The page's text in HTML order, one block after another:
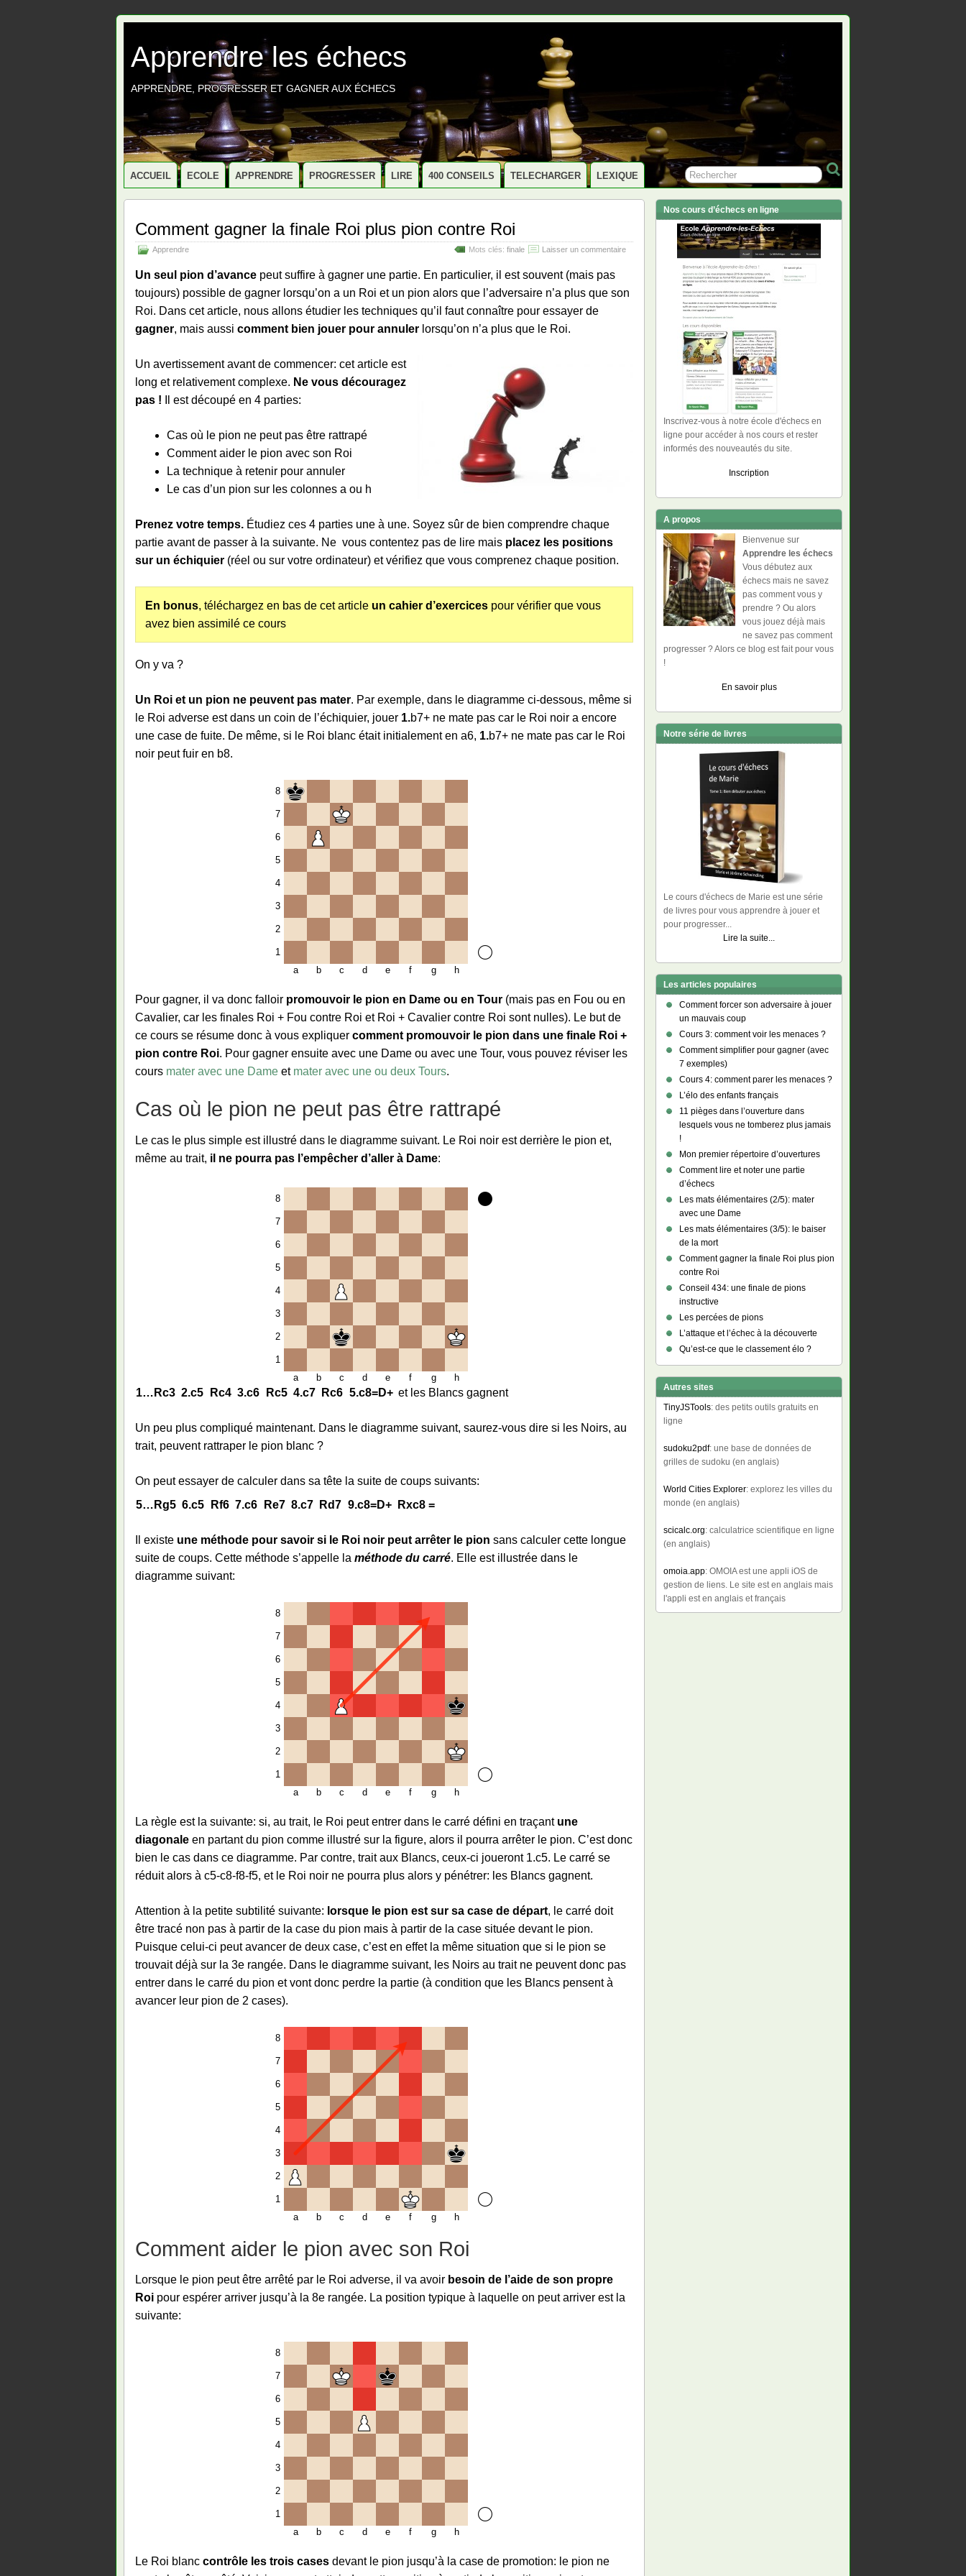
Apprendre les échecs
APPRENDRE, PROGRESSER ET GAGNER AUX ÉCHECS
ACCUEIL ECOLE APPRENDRE PROGRESSER LIRE 400 CONSEILS TELECHARGER LEXIQUE
Comment gagner la finale Roi plus pion contre Roi
Apprendre Laisser un commentaire
Mots clés: finale
Un seul pion d’avance peut suffire à gagner une partie. En particulier, il est souvent (mais pas
toujours) possible de gagner lorsqu’on a un Roi et un pion alors que l’adversaire n’a plus que son
Roi. Dans cet article, nous allons étudier les techniques qu’il faut connaître pour essayer de
gagner, mais aussi comment bien jouer pour annuler lorsqu’on n’a plus que le Roi.
Un avertissement avant de commencer: cet article est
long et relativement complexe. Ne vous découragez
pas ! Il est découpé en 4 parties:
Cas où le pion ne peut pas être rattrapé
Comment aider le pion avec son Roi
La technique à retenir pour annuler
Le cas d’un pion sur les colonnes a ou h
Prenez votre temps. Étudiez ces 4 parties une à une. Soyez sûr de bien comprendre chaque
partie avant de passer à la suivante. Ne vous contentez pas de lire mais placez les positions
sur un échiquier (réel ou sur votre ordinateur) et vérifiez que vous comprenez chaque position.
En bonus, téléchargez en bas de cet article un cahier d’exercices pour vérifier que vous
avez bien assimilé ce cours
On y va ?
Un Roi et un pion ne peuvent pas mater. Par exemple, dans le diagramme ci-dessous, même si
le Roi adverse est dans un coin de l’échiquier, jouer 1.b7+ ne mate pas car le Roi noir a encore
une case de fuite. De même, si le Roi blanc était initialement en a6, 1.b7+ ne mate pas car le Roi
noir peut fuir en b8.
8
7
6
5
4
3
2
1
a
b c d e f g h
Pour gagner, il va donc falloir promouvoir le pion en Dame ou en Tour (mais pas en Fou ou en
Cavalier, car les finales Roi + Fou contre Roi et Roi + Cavalier contre Roi sont nulles). Le but de
ce cours se résume donc à vous expliquer comment promouvoir le pion dans une finale Roi +
pion contre Roi. Pour gagner ensuite avec une Dame ou avec une Tour, vous pouvez réviser les
cours mater avec une Dame et mater avec une ou deux Tours.
Cas où le pion ne peut pas être rattrapé
Le cas le plus simple est illustré dans le diagramme suivant. Le Roi noir est derrière le pion et,
même au trait, il ne pourra pas l’empêcher d’aller à Dame:
8
7
6
5
4
3
2
1
a
b c d e f g h
1… Rc3 2.c5 Rc4 3.c6 Rc5 4.c7 Rc6 5.c8=D+ et les Blancs gagnent
Un peu plus compliqué maintenant. Dans le diagramme suivant, saurez-vous dire si les Noirs, au
trait, peuvent rattraper le pion blanc ?
On peut essayer de calculer dans sa tête la suite de coups suivants:
5… Rg5 6.c5 Rf6 7.c6 Re7 8.c7 Rd7 9.c8=D+ Rxc8 =
Il existe une méthode pour savoir si le Roi noir peut arrêter le pion sans calculer cette longue
suite de coups. Cette méthode s’appelle la méthode du carré. Elle est illustrée dans le
diagramme suivant:
8
7
6
5
4
3
2
1
a
b c d e f g h
La règle est la suivante: si, au trait, le Roi peut entrer dans le carré défini en traçant une
diagonale en partant du pion comme illustré sur la figure, alors il pourra arrêter le pion. C’est donc
bien le cas dans ce diagramme. Par contre, trait aux Blancs, ceux-ci joueront 1.c5. Le carré se
réduit alors à c5-c8-f8-f5, et le Roi noir ne pourra plus alors y pénétrer: les Blancs gagnent.
Attention à la petite subtilité suivante: lorsque le pion est sur sa case de départ, le carré doit
être tracé non pas à partir de la case du pion mais à partir de la case située devant le pion.
Puisque celui-ci peut avancer de deux case, c’est en effet la même situation que si le pion se
trouvait déjà sur la 3e rangée. Dans le diagramme suivant, les Noirs au trait ne peuvent donc pas
entrer dans le carré du pion et vont donc perdre la partie (à condition que les Blancs pensent à
avancer leur pion de 2 cases).
8
7
6
5
4
3
2
1
a
b c d e f g h
Comment aider le pion avec son Roi
Lorsque le pion peut être arrêté par le Roi adverse, il va avoir besoin de l’aide de son propre
Roi pour espérer arriver jusqu’à la 8e rangée. La position typique à laquelle on peut arriver est la
suivante:
8
7
6
5
4
3
2
1
a
b c d e f g h
Le Roi blanc contrôle les trois cases devant le pion jusqu’à la case de promotion: le pion ne
Nos cours d’échecs en ligne
Inscrivez-vous à notre école d'échecs en
ligne pour accéder à nos cours et rester
informés des nouveautés du site.
Inscription
A propos
Bienvenue sur
Apprendre les échecs
Vous débutez aux
échecs mais ne savez
pas comment vous y
prendre ? Ou alors
vous jouez déjà mais
ne savez pas comment
progresser ? Alors ce blog est fait pour vous
!
En savoir plus
Notre série de livres
Le cours d'échecs de Marie est une série
de livres pour vous apprendre à jouer et
pour progresser...
Lire la suite...
Les articles populaires
Comment forcer son adversaire à jouer
un mauvais coup
Cours 3: comment voir les menaces ?
Comment simplifier pour gagner (avec
7 exemples)
Cours 4: comment parer les menaces ?
L’élo des enfants français
11 pièges dans l’ouverture dans
lesquels vous ne tomberez plus jamais
!
Mon premier répertoire d’ouvertures
Comment lire et noter une partie
d’échecs
Les mats élémentaires (2/5): mater
avec une Dame
Les mats élémentaires (3/5): le baiser
de la mort
Comment gagner la finale Roi plus pion
contre Roi
Conseil 434: une finale de pions
instructive
Les percées de pions
L’attaque et l’échec à la découverte
Qu’est-ce que le classement élo ?
Autres sites
TinyJSTools: des petits outils gratuits en
ligne
sudoku2pdf: une base de données de
grilles de sudoku (en anglais)
World Cities Explorer: explorez les villes du
monde (en anglais)
scicalc.org: calculatrice scientifique en ligne
(en anglais)
omoia.app: OMOIA est une appli iOS de
gestion de liens. Le site est en anglais mais
l'appli est en anglais et français